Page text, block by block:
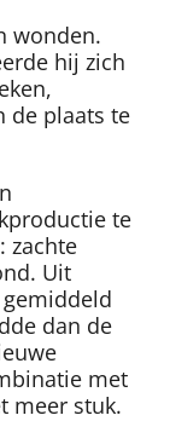
wonden.
hij zich
de plaats te
te
zachte
Uit
dan de
met
meer stuk.